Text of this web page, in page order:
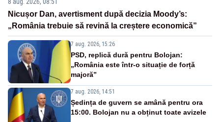
Nicușor Dan, avertisment după decizia Moody’s:
„România trebuie să revină la creștere economică”
7 aug. 2026, 15:26
PSD, replică dură pentru Bolojan:
„România este într-o situație de forță
majoră”
7 aug. 2026, 14:51
Ședința de guvern se amână pentru ora
15:00. Bolojan nu a obținut toate avizele